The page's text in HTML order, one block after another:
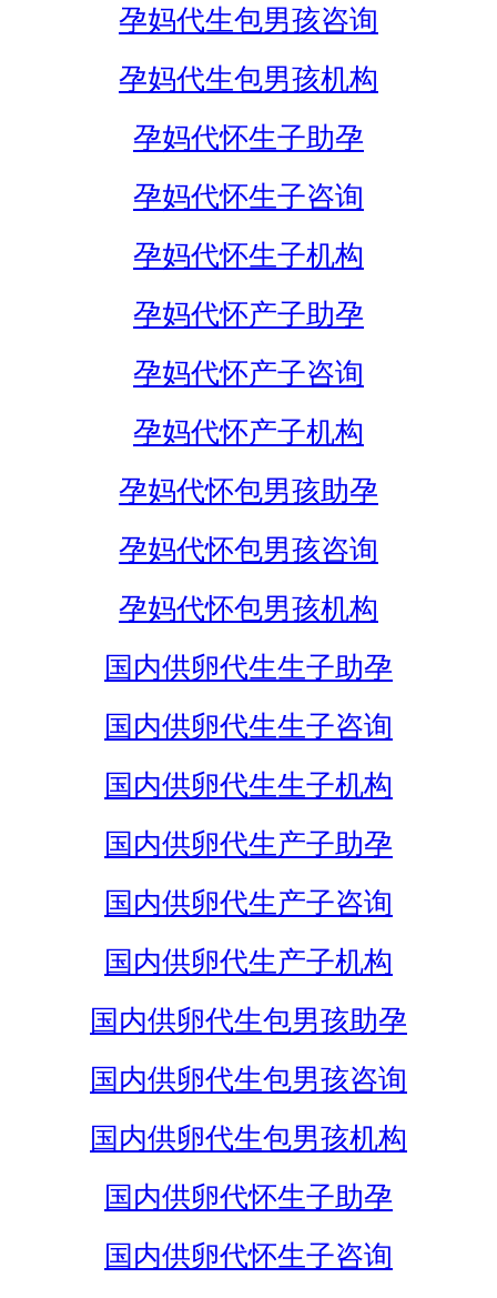
孕妈代生包男孩咨询
孕妈代生包男孩机构
孕妈代怀生子助孕
孕妈代怀生子咨询
孕妈代怀生子机构
孕妈代怀产子助孕
孕妈代怀产子咨询
孕妈代怀产子机构
孕妈代怀包男孩助孕
孕妈代怀包男孩咨询
孕妈代怀包男孩机构
国内供卵代生生子助孕
国内供卵代生生子咨询
国内供卵代生生子机构
国内供卵代生产子助孕
国内供卵代生产子咨询
国内供卵代生产子机构
国内供卵代生包男孩助孕
国内供卵代生包男孩咨询
国内供卵代生包男孩机构
国内供卵代怀生子助孕
国内供卵代怀生子咨询